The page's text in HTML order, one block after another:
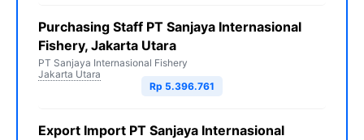
Purchasing Staff PT Sanjaya Internasional
Fishery, Jakarta Utara
PT Sanjaya Internasional Fishery
Jakarta Utara
Rp 5.396.761
Export Import PT Sanjaya Internasional